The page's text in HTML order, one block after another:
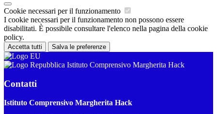
Cookie necessari per il funzionamento
I cookie necessari per il funzionamento non possono essere
disabilitati. È possibile consultare l'elenco nella pagina della cookie
policy.
Accetta tutti Salva le preferenze
Istituto Comprensivo Margherita Hack
Contatti
Istituto Comprensivo Margherita Hack